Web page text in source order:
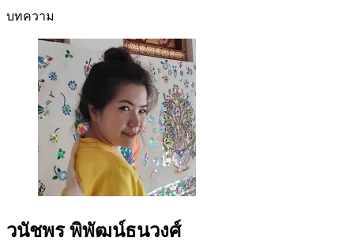
บทความ
วนัชพร พิพัฒน์ธนวงศ์